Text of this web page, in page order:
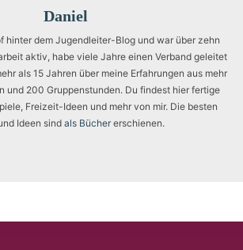
Daniel
hinter dem Jugendleiter-Blog und war über zehn
aktiv, habe viele Jahre einen Verband geleitet
als 15 Jahren über meine Erfahrungen aus mehr
und 200 Gruppenstunden. Du findest hier fertige
Freizeit-Ideen und mehr von mir. Die besten
Ideen sind als Büchererschienen.